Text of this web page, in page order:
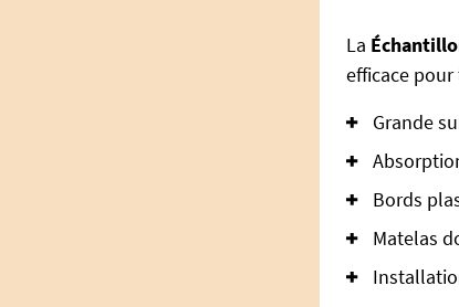
La
efficace
Grande
Bords
Matelas